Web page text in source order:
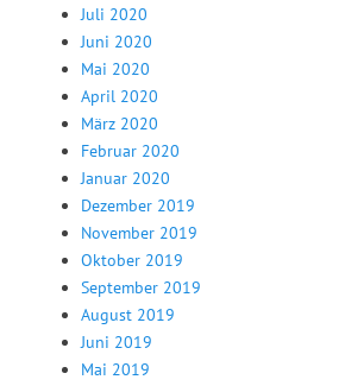
Juli 2020
Juni 2020
Mai 2020
April 2020
März 2020
Februar 2020
Januar 2020
Dezember 2019
November 2019
Oktober 2019
September 2019
August 2019
Juni 2019
Mai 2019